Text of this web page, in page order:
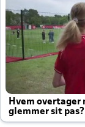
Hvem overtager
glemmer sit
altid til efter